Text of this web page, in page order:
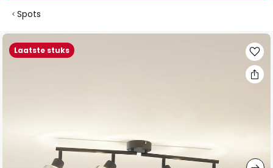
Spots
Laatste stuks
Ga
naar